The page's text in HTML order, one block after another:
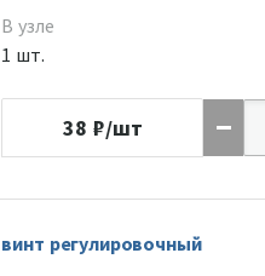
В узле
1 шт.
38 ₽/шт
винт регулировочный